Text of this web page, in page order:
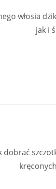
włosia
jak i
dobrać